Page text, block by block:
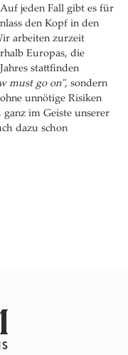
jeden Fall gibt es für
den Kopf in den
arbeiten zurzeit
Europas, die
stattfinden
must go on", sondern
unnötige Risiken
im Geiste unserer
dazu schon